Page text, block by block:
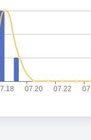
要结束了？
9 丁俊